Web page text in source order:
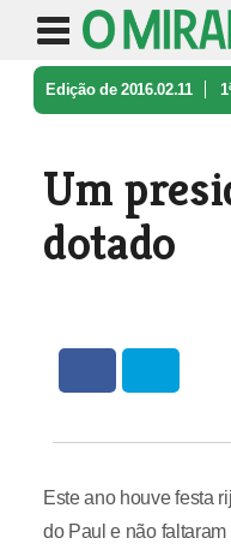
Edição de 2016.02.11
Um
dotado
Este ano houve festa
do Paul e não